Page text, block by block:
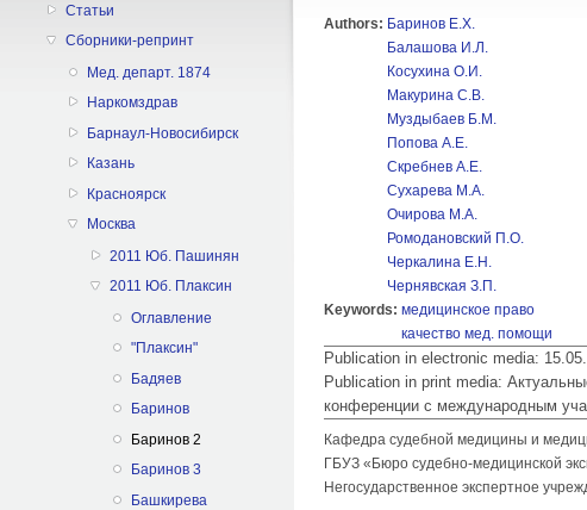
Статьи
Сборники-репринт
Мед. департ. 1874
Наркомздрав
Барнаул-Новосибирск
Казань
Красноярск
Москва
2011 Юб. Пашинян
2011 Юб. Плаксин
Оглавление
"Плаксин"
Бадяев
Баринов
Баринов 2
Баринов 3
Башкирева
Authors: Баринов Е.Х.
Балашова И.Л.
Косухина О.И.
Макурина С.В.
Муздыбаев Б.М.
Попова А.Е.
Скребнев А.Е.
Сухарева М.А.
Очирова М.А.
Ромодановский П.О.
Черкалина Е.Н.
Чернявская З.П.
Keywords: медицинское право
качество мед. помощи
Publication in electronic media:
Publication in print media:
конференции с международным
Кафедра судебной медицины и
ГБУЗ «Бюро судебно-медицинской
Негосударственное экспертное